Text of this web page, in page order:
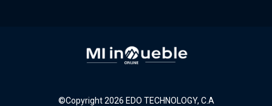
©Copyright2026 EDO TECHNOLOGY, C.A